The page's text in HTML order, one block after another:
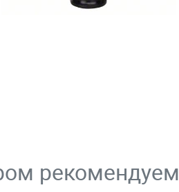
рекомендуем